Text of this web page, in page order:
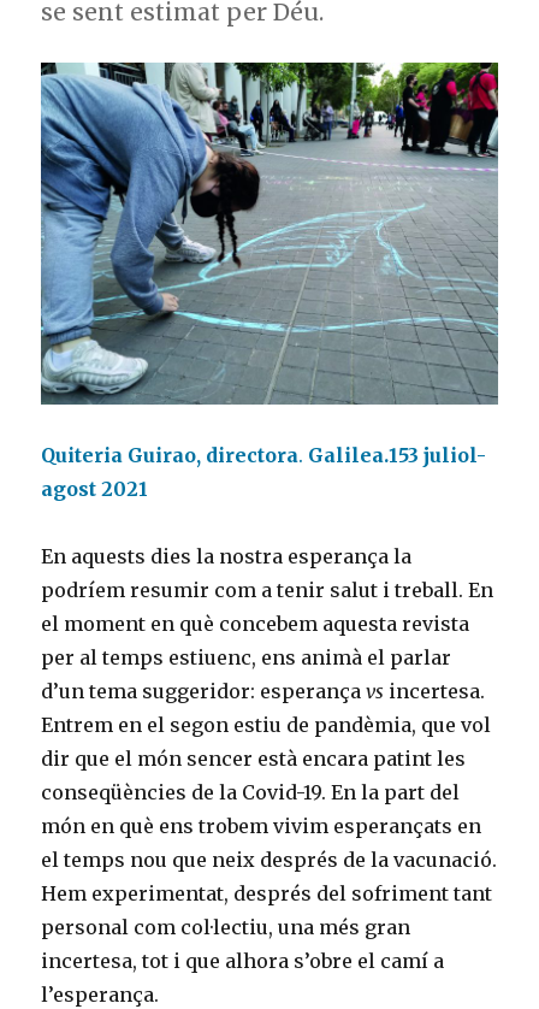
se sent estimat per Déu.
Quiteria Guirao, directora. Galilea.153 juliol-
agost 2021
En aquests dies la nostra esperança la
podríem resumir com a tenir salut i treball. En
el moment en què concebem aquesta revista
per al temps estiuenc, ens animà el parlar
d’un tema suggeridor: esperançavs incertesa.
Entrem en el segon estiu de pandèmia, que vol
dir que el món sencer està encara patint les
conseqüències de la Covid-19. En la part del
món en què ens trobem vivim esperançats en
el temps nou que neix després de la vacunació.
Hem experimentat, després del sofriment tant
personal com col·lectiu, una més gran
incertesa, tot i que alhora s’obre el camí a
l’esperança.